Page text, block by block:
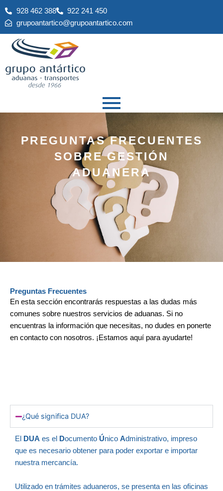
contenido
928 462 388
922 241 450
grupoantartico@grupoantartico.com
PREGUNTAS FRECUENTES
SOBRE GESTIÓN
ADUANERA
Preguntas Frecuentes
En esta sección encontrarás respuestas a las dudas más
comunes sobre nuestros servicios de aduanas. Si no
encuentras la información que necesitas, no dudes en ponerte
en contacto con nosotros. ¡Estamos aquí para ayudarte!
¿Qué significa DUA?
El DUA es el Documento Único Administrativo, impreso
que es necesario obtener para poder exportar e importar
nuestra mercancía.
Utilizado en trámites aduaneros, se presenta en las oficinas